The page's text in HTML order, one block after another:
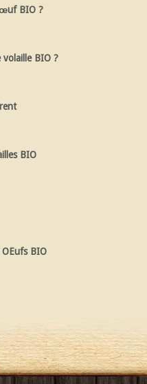
œuf BIO ?
volaille BIO ?
BIO
BIO